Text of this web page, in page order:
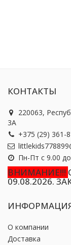
КОНТАКТЫ
220063,
3А
+375 (29) 361-
Пн-Пт с 9.00
ВНИМАНИЕ!!!
09.08.2026.
О компании
Доставка